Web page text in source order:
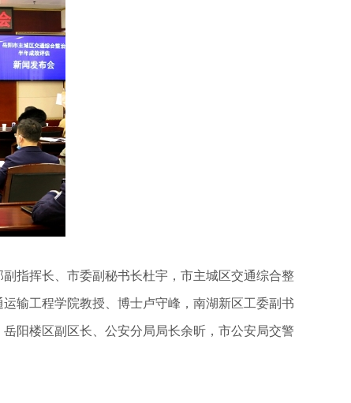
指挥长、市委副秘书长杜宇，市主城区交通综合整
输工程学院教授、博士卢守峰，南湖新区工委副书
阳楼区副区长、公安分局局长余昕，市公安局交警